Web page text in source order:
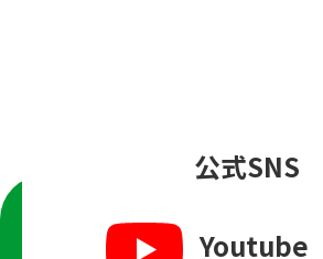
公式SNS
Youtube